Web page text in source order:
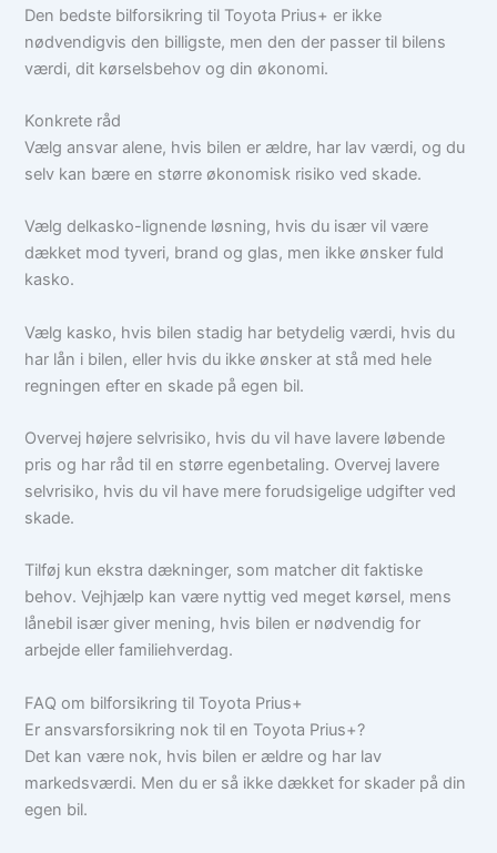
Den bedste bilforsikring til Toyota Prius+ er ikke
nødvendigvis den billigste, men den der passer til bilens
værdi, dit kørselsbehov og din økonomi.
Konkrete råd
Vælg ansvar alene, hvis bilen er ældre, har lav værdi, og du
selv kan bære en større økonomisk risiko ved skade.
Vælg delkasko-lignende løsning, hvis du især vil være
dækket mod tyveri, brand og glas, men ikke ønsker fuld
kasko.
Vælg kasko, hvis bilen stadig har betydelig værdi, hvis du
har lån i bilen, eller hvis du ikke ønsker at stå med hele
regningen efter en skade på egen bil.
Overvej højere selvrisiko, hvis du vil have lavere løbende
pris og har råd til en større egenbetaling. Overvej lavere
selvrisiko, hvis du vil have mere forudsigelige udgifter ved
skade.
Tilføj kun ekstra dækninger, som matcher dit faktiske
behov. Vejhjælp kan være nyttig ved meget kørsel, mens
lånebil især giver mening, hvis bilen er nødvendig for
arbejde eller familiehverdag.
FAQ om bilforsikring til Toyota Prius+
Er ansvarsforsikring nok til en Toyota Prius+?
Det kan være nok, hvis bilen er ældre og har lav
markedsværdi. Men du er så ikke dækket for skader på din
egen bil.